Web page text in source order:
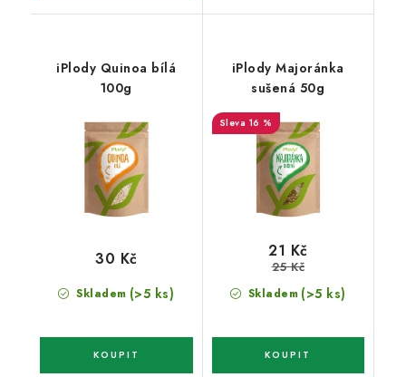
iPlody Quinoa bílá
100g
Skladem (>5 ks)
30 Kč
iPlody Majoránka
sušená 50g
16 %
Skladem (>5 ks)
21 Kč
25 Kč